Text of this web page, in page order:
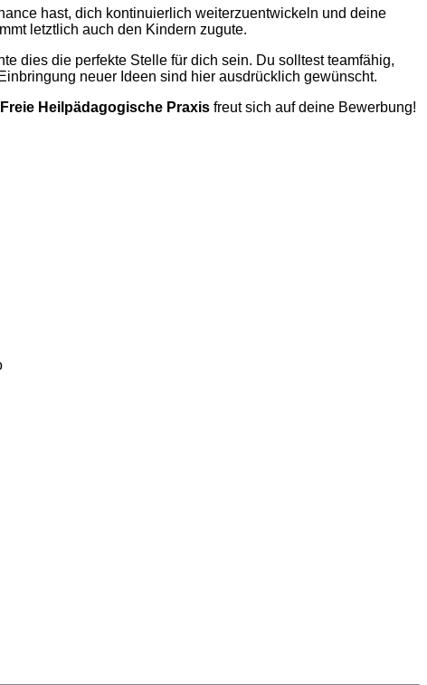
hast, dich kontinuierlich weiterzuentwickeln und deine
letztlich auch den Kindern zugute.
dies die perfekte Stelle für dich sein. Du solltest teamfähig,
neuer Ideen sind hier ausdrücklich gewünscht.
Freie Heilpädagogische Praxis freut sich auf deine Bewerbung!